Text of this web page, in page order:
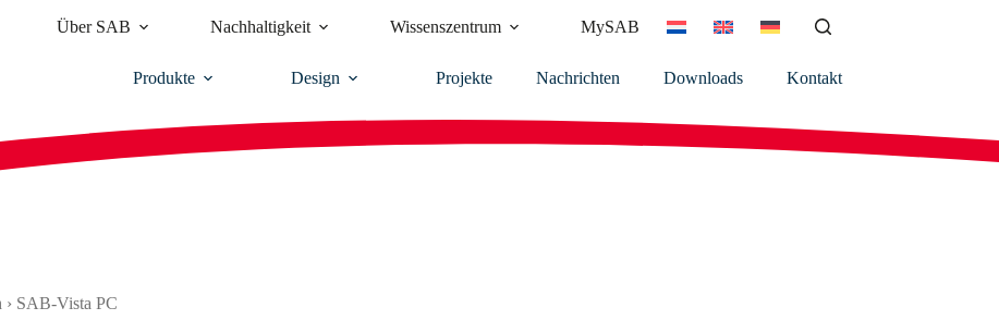
Über SAB Nachhaltigkeit Wissenszentrum MySAB
Produkte Design Projekte Nachrichten Downloads Kontakt
› SAB-Vista PC